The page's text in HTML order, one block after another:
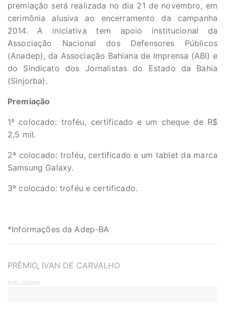
premiação será realizada no dia 21 de novembro, em
cerimônia alusiva ao encerramento da campanha
2014. A iniciativa tem apoio institucional da
Associação Nacional dos Defensores Públicos
(Anadep), da Associação Bahiana de Imprensa (ABI) e
do Sindicato dos Jornalistas do Estado da Bahia
(Sinjorba).
Premiação
1º colocado: troféu, certificado e um cheque de R$
2,5 mil.
2ª colocado: troféu, certificado e um tablet da marca
Samsung Galaxy.
3º colocado: troféu e certificado.
*Informações da Adep-BA
TAGS
PRÊMIO, IVAN DE CARVALHO
PUBLICIDADE